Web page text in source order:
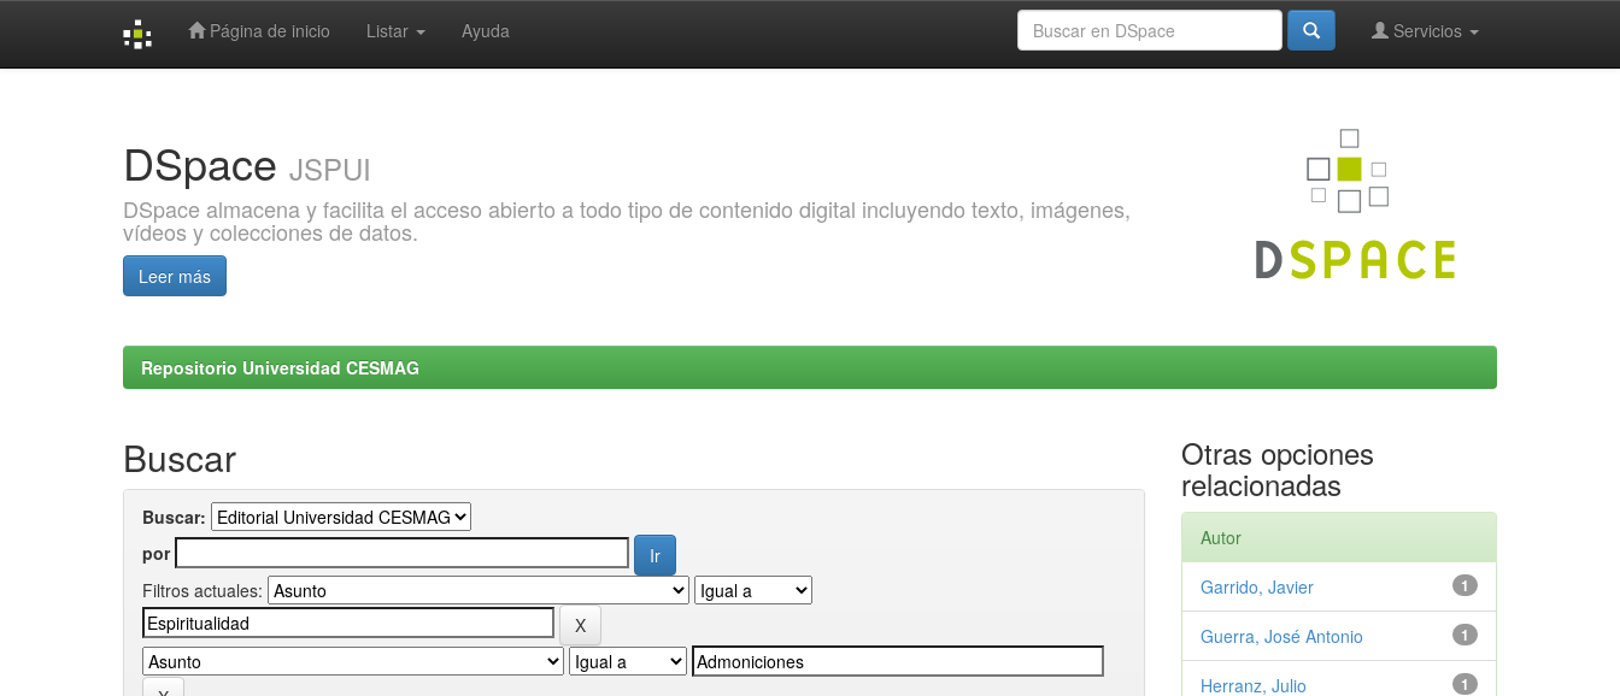
Página de inicio Listar Ayuda Servicios
DSpace JSPUI
DSpace almacena y facilita el acceso abierto a todo tipo de contenido digital incluyendo texto, imágenes,
vídeos y colecciones de datos.
Leer más
Repositorio Universidad CESMAG
Buscar
Buscar:
por
Filtros actuales:
Otras opciones
relacionadas
Autor
1
Garrido, Javier
1
Guerra, José Antonio
1
Herranz, Julio